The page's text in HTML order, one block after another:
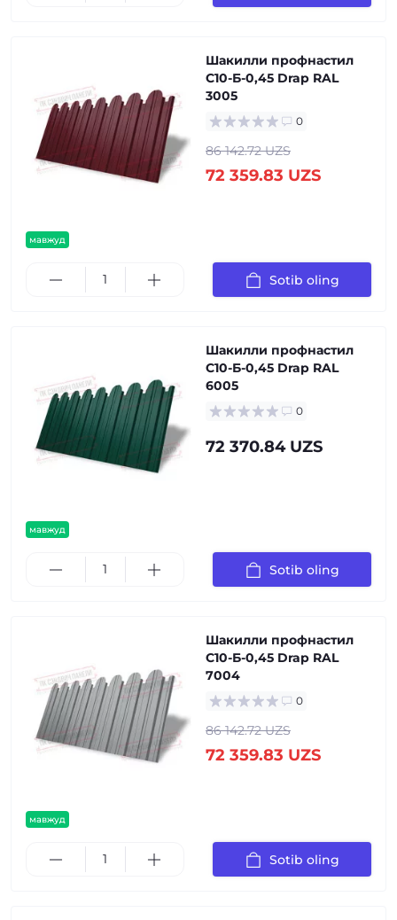
мавжуд
Шакилли профнастил
С10-Б-0,45 Drap RAL
3005
0
86 142.72 UZS
72 359.83 UZS
Sotib oling
мавжуд
Шакилли профнастил
С10-Б-0,45 Drap RAL
6005
0
72 370.84 UZS
Sotib oling
мавжуд
Шакилли профнастил
С10-Б-0,45 Drap RAL
7004
0
86 142.72 UZS
72 359.83 UZS
Sotib oling